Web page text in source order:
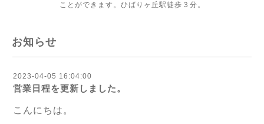
ことができます。ひばりヶ丘駅徒歩３分。
お知らせ
2023-04-05 16:04:00
営業日程を更新しました。
こんにちは。